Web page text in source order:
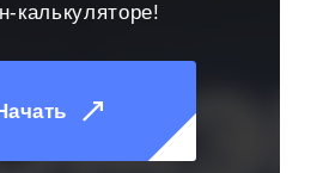
калькуляторе!